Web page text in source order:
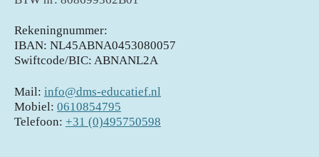
Rekeningnummer:
IBAN: NL45ABNA0453080057
Swiftcode/BIC: ABNANL2A
Mail: info@dms-educatief.nl
Mobiel: 0610854795
Telefoon: +31 (0)495750598